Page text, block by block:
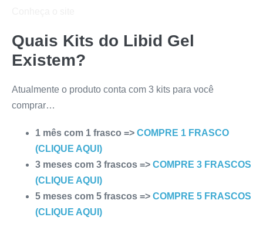
Quais Kits do Libid Gel
Existem?
Atualmente o produto conta com 3 kits para você
comprar…
1 mês com 1 frasco => COMPRE 1 FRASCO
(CLIQUE AQUI)
3 meses com 3 frascos => COMPRE 3 FRASCOS
(CLIQUE AQUI)
5 meses com 5 frascos => COMPRE 5 FRASCOS
(CLIQUE AQUI)